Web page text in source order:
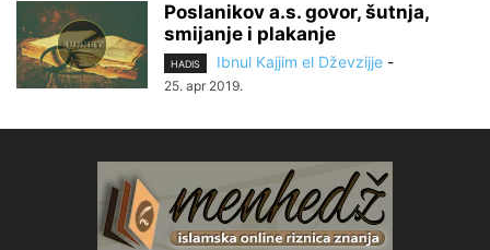
Poslanikov a.s. govor, šutnja,
smijanje i plakanje
HADIS Ibnul Kajjim el Dževzijje -
25. apr 2019.